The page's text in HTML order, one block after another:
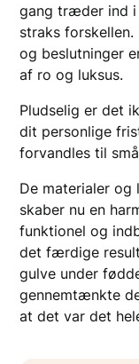
gang træder ind
straks forskellen.
og beslutninger
af ro og luksus.
Pludselig er det
dit personlige
forvandles til
De materialer og
skaber nu en
funktionel og
det færdige
gulve under
gennemtænkte
at det var det